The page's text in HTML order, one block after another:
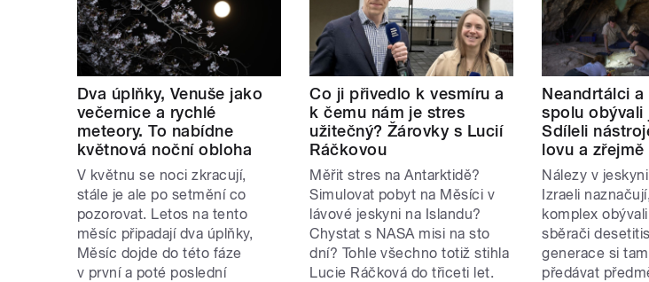
Dva úplňky, Venuše jako
večernice a rychlé
meteory. To nabídne
květnová noční obloha
V květnu se noci zkracují,
stále je ale po setmění co
pozorovat. Letos na tento
měsíc připadají dva úplňky,
Měsíc dojde do této fáze
v první a poté poslední
Co ji přivedlo k vesmíru a
k čemu nám je stres
užitečný? Žárovky s Lucií
Ráčkovou
Měřit stres na Antarktidě?
Simulovat pobyt na Měsíci v
lávové jeskyni na Islandu?
Chystat s NASA misi na sto
dní? Tohle všechno totiž stihla
Lucie Ráčková do třiceti let.
Neandrtálci
spolu obývali
Sdíleli
lovu a
Nálezy v
Izraeli
komplex
sběrači
generace si
předávat